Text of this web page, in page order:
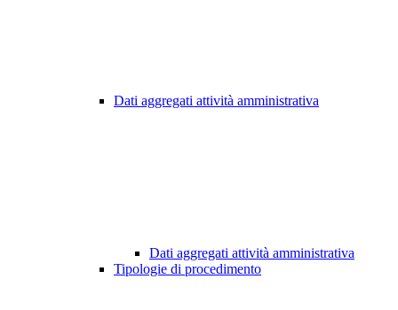
Dati aggregati attività amministrativa
Dati aggregati attività amministrativa
Tipologie di procedimento